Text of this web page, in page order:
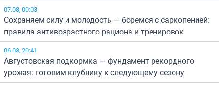
07.08, 00:03
Сохраняем силу и молодость — боремся с саркопенией:
правила антивозрастного рациона и тренировок
06.08, 20:41
Августовская подкормка — фундамент рекордного
урожая: готовим клубнику к следующему сезону